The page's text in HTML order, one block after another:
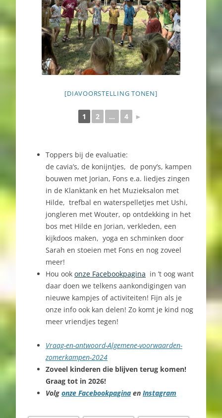
[DIAVOORSTELLING TONEN]
1 2 ... 4 ►
Toppers bij de evaluatie:
de cavia’s, de konijntjes, de pony’s, kampen
bouwen met Jorian, Fons e.a. liedjes zingen
in de Klanktank en het Muzieksalon met
Hilde, trefbal en waterspelletjes met Ushi,
jongleren met Wouter, op ontdekking in het
bos met Hilde en Jorian, verkleden, een
kijkdoos maken, yoga en schminken door
Sarah en stoeien met Fons en nog zoveel
meer!
Hou ook onze Facebookpagina in ’t oog want
daar doen we telkens aankondigingen van
nieuwe kampjes of activiteiten! Fijn als je
onze info ook kan delen! Zo komt je kind nog
meer vriendjes tegen!
Vraag-en-antwoord-Algemene-voorwaarden-
zomerkampen-2024
Zoveel kinderen die blijven terug komen!
Graag tot in 2026!
Volg onze Facebookpagina en Instagram